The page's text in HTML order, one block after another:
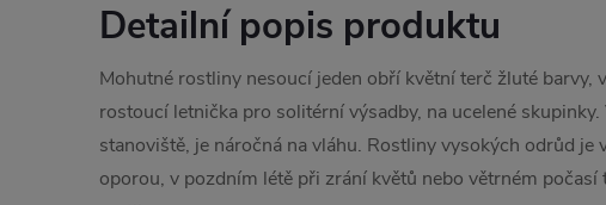
Detailní popis produktu
Mohutné rostliny nesoucí jeden obří květní terč žluté barvy,
rostoucí letnička pro solitérní výsadby, na ucelené
stanoviště, je náročná na vláhu. Rostliny vysokých odrůd je
oporou, v pozdním létě při zrání květů nebo větrném